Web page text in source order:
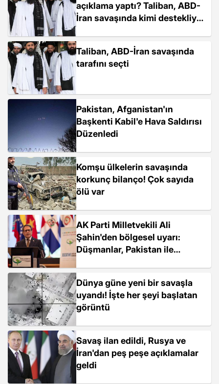
açıklama yaptı? Taliban, ABD-
İran savaşında kimi destekliyor,
Taliban, ABD-İran savaşında
tarafını seçti
Pakistan, Afganistan'ın
Başkenti Kabil'e Hava Saldırısı
Düzenledi
Komşu ülkelerin savaşında
korkunç bilanço! Çok sayıda
ölü var
AK Parti Milletvekili Ali
Şahin'den bölgesel uyarı:
Düşmanlar, Pakistan ile
Dünya güne yeni bir savaşla
uyandı! İşte her şeyi başlatan
görüntü
Savaş ilan edildi, Rusya ve
İran'dan peş peşe açıklamalar
geldi